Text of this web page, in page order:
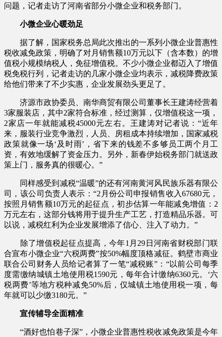
问题，记者走访了河南省部分小微企业和税务部门。
小微企业心暖劲足
据了解，国家税务总局此次推出的一系列小微企业普惠性
税收减免政策，明确了对月销售额10万元以下（含本数）的增
值税小规模纳税人，免征增值税。不少小微企业都迈入了增值
税免税行列，记者走访的几家小微企业均表示，减税降费政策
给他们带来了不少实惠，企业发展劲头更足了。
济源市政协委员、南华商贸有限公司董事长王建涛经营着
3家服装店，其中2家符合标准，经过测算，仅增值税这一项，
2家店一年就能减税45000元左右。王建涛对记者说：“近年
来，服装行业竞争激烈，人员、房租成本持续增加，国家减税
政策就像一场‘及时雨’，省下来的钱差不多够员工两个月工
资，有效地缓解了资金压力。另外，新春伊始税务部门就送政
策上门，服务真的很暖心。”
同样感受到减税“温暖”的还有河南黄河风民族乐器有限公
司，该公司负责人表示：“2月份公司申报销售收入67680元，
按照月销售额10万元的起征点，初步估算一年能减免增值：2
万元左右，这部分钱将用于提升生产工艺，打造精品乐器。可
以说，减税红利为企业发展增添了信心、注入了动力。”
除了增值税起征点提高，今年1月29日河南省财税部门联
合宣布小微企业“六税两费”按50%幅度顶格减征。鹤壁市商业
联合公司财务人员给记者算了一笔“减税账”：“以前公司每季
度需缴纳城镇土地使用税1590元，每年合计缴纳6360元。‘六
税两费’等地方税种减免50%后，仅城镇土地使用税一项，每
年就可以少缴3180元。”
宣传辅导全面精准
“酒好也怕巷子深”，小微企业普惠性税收减免政策是今年